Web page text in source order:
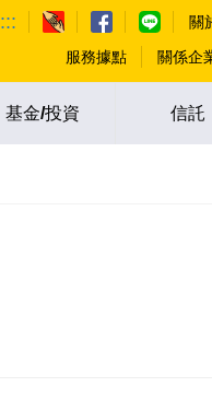
::: 關
服務據點
關係企
基金/投資 信託